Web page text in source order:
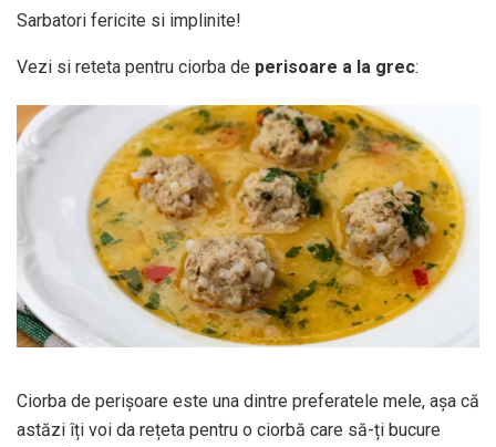
Sarbatori fericite si implinite!
Vezi si reteta pentru ciorba de perisoare a la grec:
Ciorba de perișoare este una dintre preferatele mele, așa că
astăzi îți voi da rețeta pentru o ciorbă care să-ți bucure